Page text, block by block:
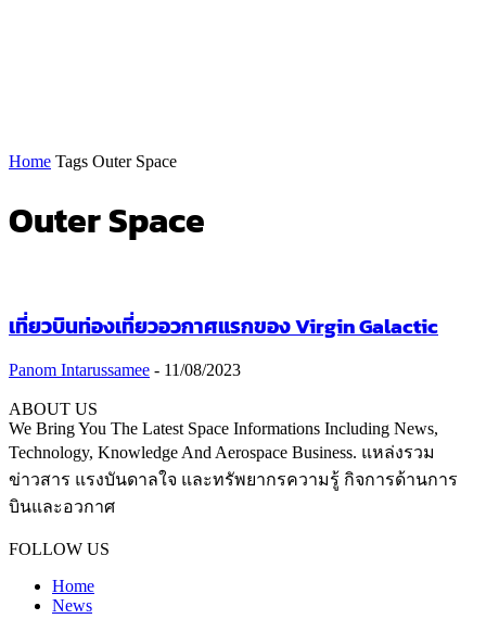
Home Tags Outer Space
Outer Space
เที่ยวบินท่องเที่ยวอวกาศแรกของ Virgin Galactic
Panom Intarussamee - 11/08/2023
ABOUT US
We Bring You The Latest Space Informations Including News,
Technology, Knowledge And Aerospace Business. แหล่งรวม
ข่าวสาร แรงบันดาลใจ และทรัพยากรความรู้ กิจการด้านการ
บินและอวกาศ
FOLLOW US
Home
News